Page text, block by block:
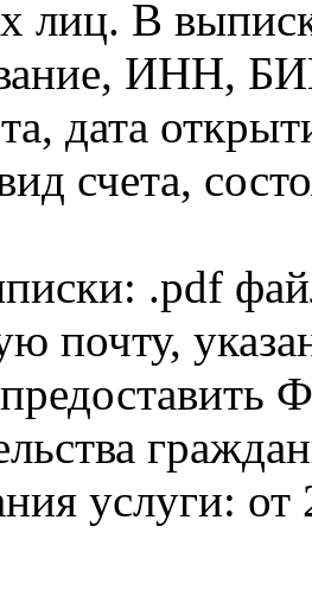
лиц. В
ИНН,
дата
счета,
.pdf
почту,
услуги: от